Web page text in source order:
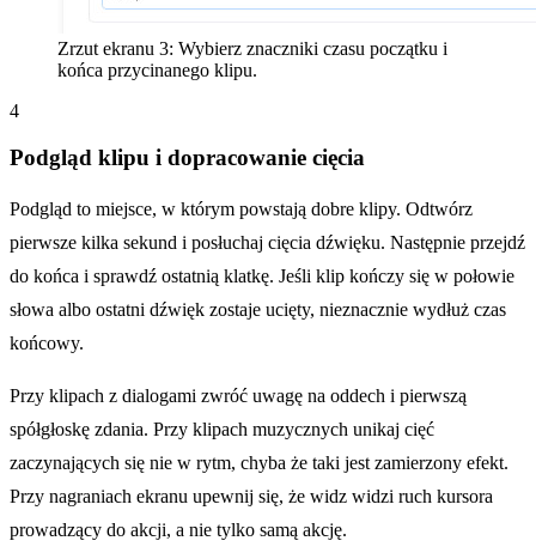
Zrzut ekranu 3: Wybierz znaczniki czasu początku i
końca przycinanego klipu.
4
Podgląd klipu i dopracowanie cięcia
Podgląd to miejsce, w którym powstają dobre klipy. Odtwórz
pierwsze kilka sekund i posłuchaj cięcia dźwięku. Następnie przejdź
do końca i sprawdź ostatnią klatkę. Jeśli klip kończy się w połowie
słowa albo ostatni dźwięk zostaje ucięty, nieznacznie wydłuż czas
końcowy.
Przy klipach z dialogami zwróć uwagę na oddech i pierwszą
spółgłoskę zdania. Przy klipach muzycznych unikaj cięć
zaczynających się nie w rytm, chyba że taki jest zamierzony efekt.
Przy nagraniach ekranu upewnij się, że widz widzi ruch kursora
prowadzący do akcji, a nie tylko samą akcję.